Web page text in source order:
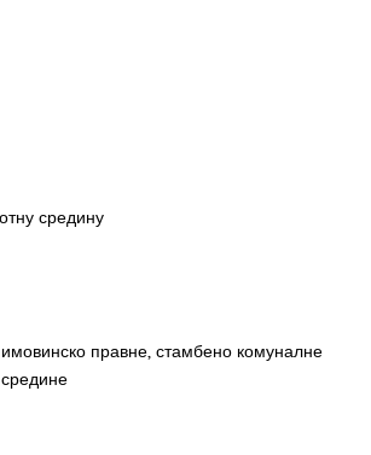
средину
правне, стамбено комуналне